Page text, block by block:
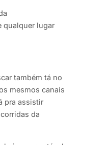
qualquer lugar
também tá no
mesmos canais
pra assistir
da